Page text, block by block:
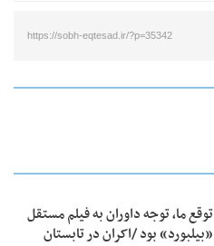
https://sobh-eqtesad.ir/?p=35342
توقع ما، توجه داوران به فیلم مستقل
«بیلبورد» بود /اکران در تابستان